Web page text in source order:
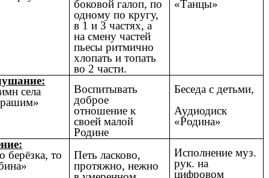
боковой галоп, по
одному по кругу,
в 1 и 3 частях, а
на смену частей
пьесы ритмично
хлопать и топать
во 2 части.
«Танцы»
села
Воспитывать
доброе
отношение к
своей малой
Родине
Беседа с детьми,
Аудиодиск
«Родина»
берёзка, то
Петь ласково,
протяжно, нежно
Исполнение муз.
рук. на
цифровом